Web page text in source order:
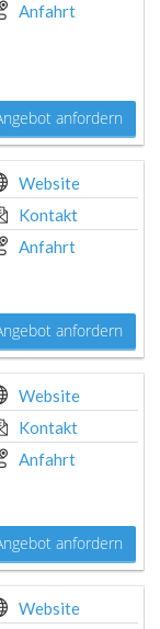
Anfahrt
anfordern
Website
Kontakt
Anfahrt
anfordern
Website
Kontakt
Anfahrt
anfordern
Website